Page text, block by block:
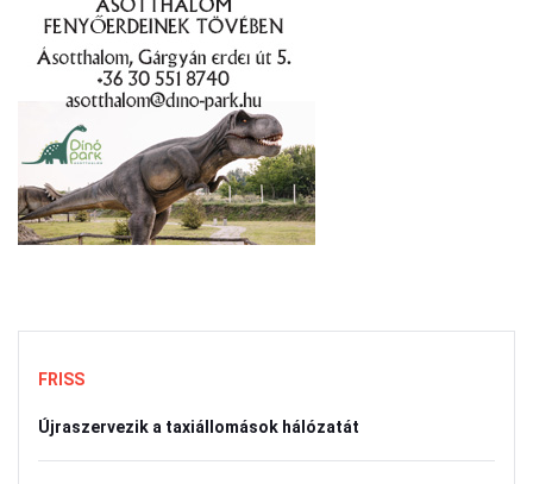
FRISS
Újraszervezik a taxiállomások hálózatát